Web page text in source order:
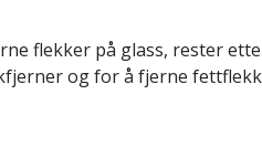
flekker på glass, rester
og for å fjerne